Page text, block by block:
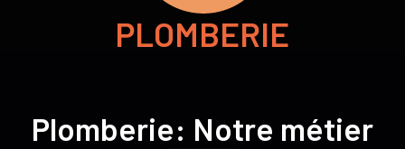
PLOMBERIE
Plomberie: Notre métier